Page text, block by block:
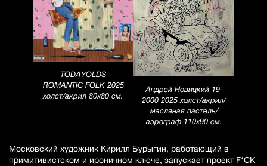
TODAYOLDS
ROMANTIC FOLK 2025
холст/акрил 80х80 см.
Андрей Новицкий 19-
2000 2025 холст/акрил/
масляная пастель/
аэрограф 110х90 см.
Московский художник Кирилл Бурыгин, работающий в
примитивистском и ироничном ключе, запускает проект F*CK